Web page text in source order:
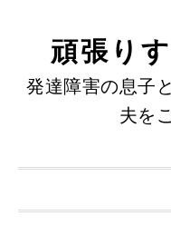
頑張り
発達障害の息子
夫を